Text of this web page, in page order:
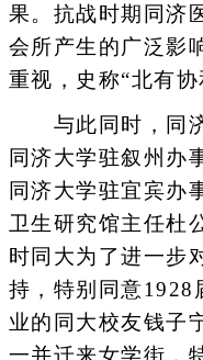
果。抗战时期同济
会所产生的广泛影
重视，史称“北有协
与此同时，同济
同济大学驻叙州办
同济大学驻宜宾办
卫生研究馆主任杜
时同大为了进一步
持，特别同意1928
业的同大校友钱子
一并迁来女学街，